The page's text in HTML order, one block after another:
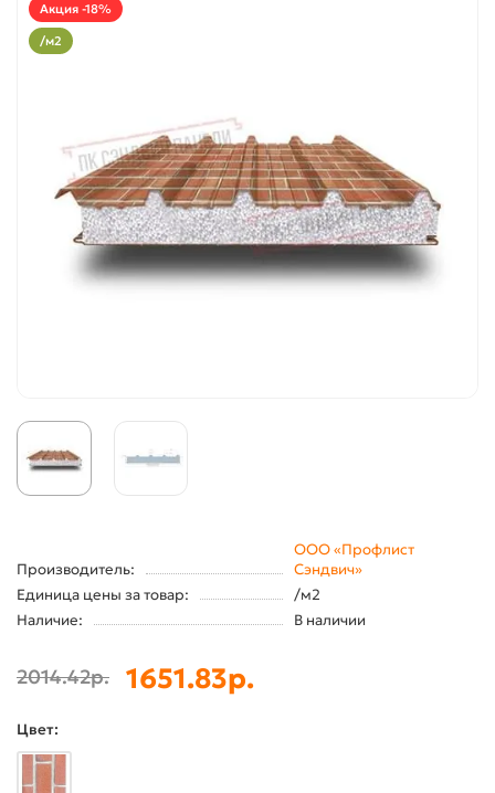
Акция -18%
/м2
Производитель:
ООО «Профлист
Сэндвич»
Единица цены за товар:
/м2
Наличие:
В наличии
2014.42р. 1651.83р.
Цвет: